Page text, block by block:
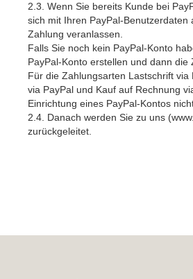
2.3. Wenn Sie bereits Kunde bei
sich mit Ihren PayPal-Benutzerdaten
Zahlung veranlassen.
Falls Sie noch kein PayPal-Konto
PayPal-Konto erstellen und dann die
Für die Zahlungsarten Lastschrift via
via PayPal und Kauf auf Rechnung
Einrichtung eines PayPal-Kontos
2.4. Danach werden Sie zu uns
zurückgeleitet.